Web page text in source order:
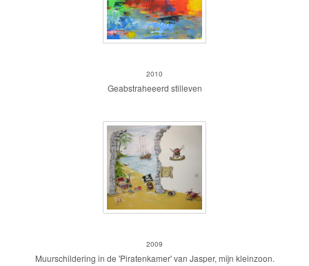
2010
Geabstraheeerd stilleven
2009
Muurschildering in de 'Piratenkamer' van Jasper, mijn kleinzoon.